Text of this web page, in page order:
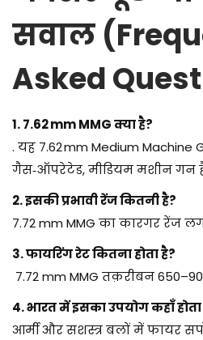
सवाल
Asked
1. 7.62 mm MMGक्या है?
. यह 7.62 mm Medium
गैस‑ऑपरेटेड, मीडियम मशीन गन
2.इसकी प्रभावी रेंज कितनी है?
7.72 mm MMG का कारगर रेंज
3.फायरिंग रेट कितना होता है?
7.72 mm MMG तक़रीबन
4.भारत में इसका उपयोग कहाँ होता
आर्मी और सशस्त्र बलों में फायर